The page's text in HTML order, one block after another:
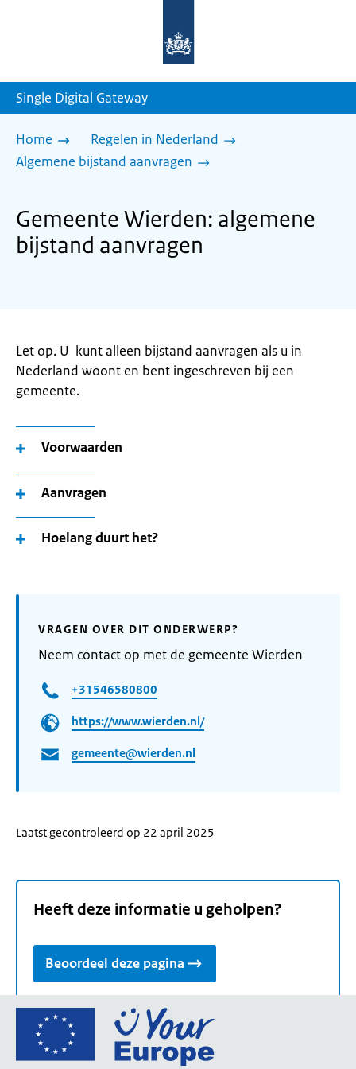
homepage
Single Digital Gateway
Home
Regelen in Nederland
Algemene bijstand aanvragen
Gemeente Wierden: algemene
bijstand aanvragen
Let op. U kunt alleen bijstand aanvragen als u in
Nederland woont en bent ingeschreven bij een
gemeente.
Voorwaarden
Aanvragen
Hoelang duurt het?
VRAGEN OVER DIT ONDERWERP?
Neem contact op met de gemeente Wierden
+31546580800
https://www.wierden.nl/
gemeente@wierden.nl
Laatst gecontroleerd op 22 april 2025
Heeft deze informatie u geholpen?
Beoordeel deze pagina
Ga
de